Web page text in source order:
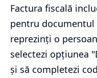
Factura fiscală
pentru documentul
reprezinți o
selectezi opțiunea
și să completezi